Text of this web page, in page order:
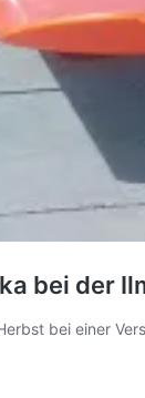
bei der
bei einer